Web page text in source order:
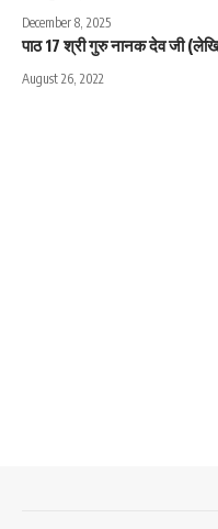
December 8, 2025
पाठ 17 श्री गुरु नानक देव जी
August 26, 2022